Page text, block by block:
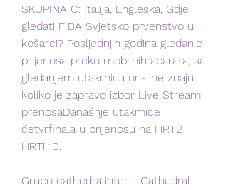
SKUPINA C: Italija, Engleska, Gdje
gledati FIBA Svjetsko prvenstvo u
košarci? Posljednjih godina gledanje
prijenosa preko mobilnih aparata, sa
gledanjem utakmica on-line znaju
koliko je zapravo izbor Live Stream
prenosaDanašnje utakmice
četvrfinala u prijenosu na HRT2 i
HRTi 10.
Grupo cathedralinter - Cathedral